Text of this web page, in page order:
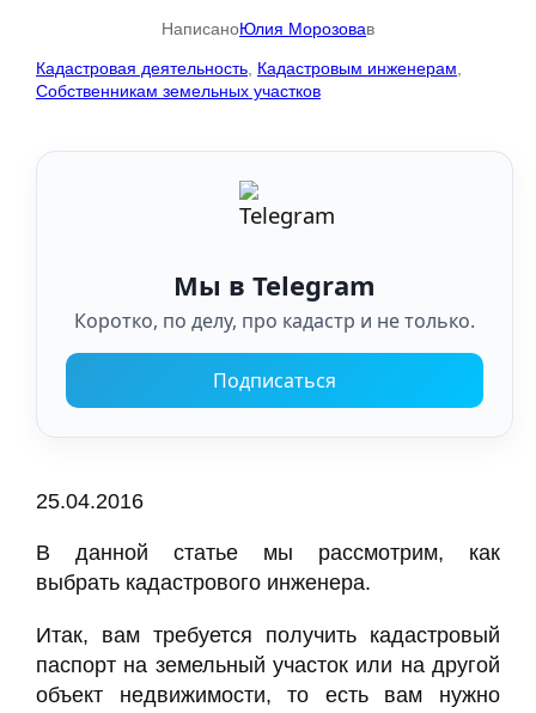
НаписаноЮлия Морозовав
Кадастровая деятельность Кадастровым инженерам
Собственникам земельных участков
Мы в Telegram
Коротко, по делу, про кадастр и не только.
Подписаться
25.04.2016
В данной статье мы рассмотрим, как
выбрать кадастрового инженера.
Итак, вам требуется получить кадастровый
паспорт на земельный участок или на другой
объект недвижимости, то есть вам нужно